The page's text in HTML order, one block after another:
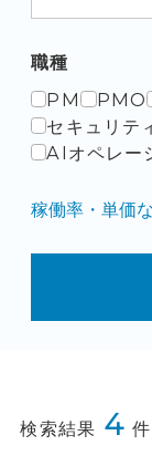
お役立ちコン
法人の方は
職種
PM
PMO
セキュリテ
AIオペレー
稼働率・単価
検索結果 4 件